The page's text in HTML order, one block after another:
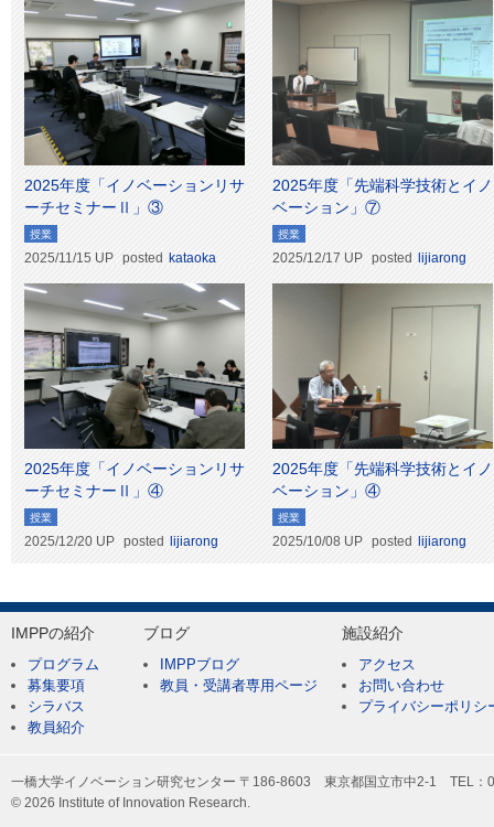
2025年度「イノベーションリサ
ーチセミナーⅡ」③
授業
2025/11/15 UP posted kataoka
2025年度「先端科学技術とイノ
ベーション」⑦
授業
2025/12/17 UP posted lijiarong
2025年度「イノベーションリサ
ーチセミナーⅡ」④
授業
2025/12/20 UP posted lijiarong
2025年度「先端科学技術とイノ
ベーション」④
授業
2025/10/08 UP posted lijiarong
IMPPの紹介
プログラム
募集要項
シラバス
教員紹介
ブログ
IMPPブログ
教員・受講者専用ページ
施設紹介
アクセス
お問い合わせ
プライバシーポリシ
一橋大学イノベーション研究センター 〒186-8603 東京都国立市中2-1 TEL：
© 2026 Institute of Innovation Research.